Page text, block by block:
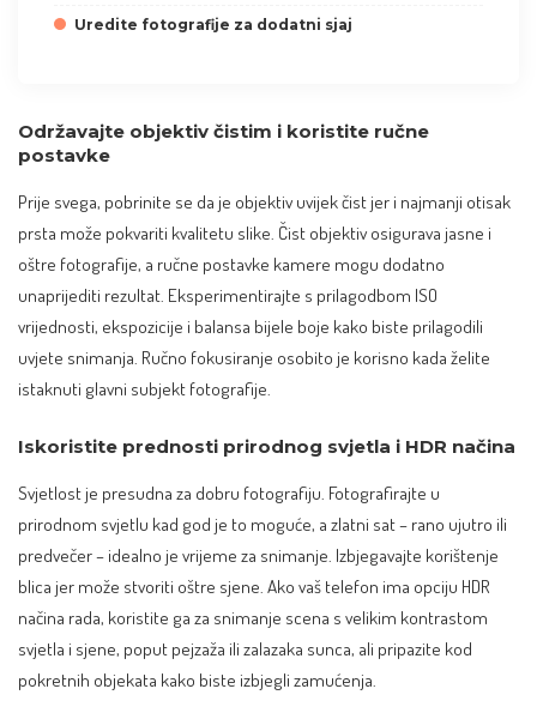
Uredite fotografije za dodatni sjaj
Održavajte objektiv čistim i koristite ručne
postavke
Prije svega, pobrinite se da je objektiv uvijek čist jer i najmanji otisak
prsta može pokvariti kvalitetu slike. Čist objektiv osigurava jasne i
oštre fotografije, a ručne postavke kamere mogu dodatno
unaprijediti rezultat. Eksperimentirajte s prilagodbom ISO
vrijednosti, ekspozicije i balansa bijele boje kako biste prilagodili
uvjete snimanja. Ručno fokusiranje osobito je korisno kada želite
istaknuti glavni subjekt fotografije.
Iskoristite prednosti prirodnog svjetla i HDR načina
Svjetlost je presudna za dobru fotografiju. Fotografirajte u
prirodnom svjetlu kad god je to moguće, a zlatni sat – rano ujutro ili
predvečer – idealno je vrijeme za snimanje. Izbjegavajte korištenje
blica jer može stvoriti oštre sjene. Ako vaš telefon ima opciju HDR
načina rada, koristite ga za snimanje scena s velikim kontrastom
svjetla i sjene, poput pejzaža ili zalazaka sunca, ali pripazite kod
pokretnih objekata kako biste izbjegli zamućenja.